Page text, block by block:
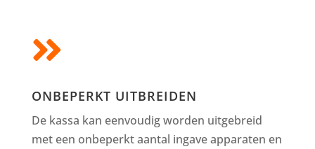

ONBEPERKT UITBREIDEN
De kassa kan eenvoudig worden uitgebreid
met een onbeperkt aantal ingave apparaten en